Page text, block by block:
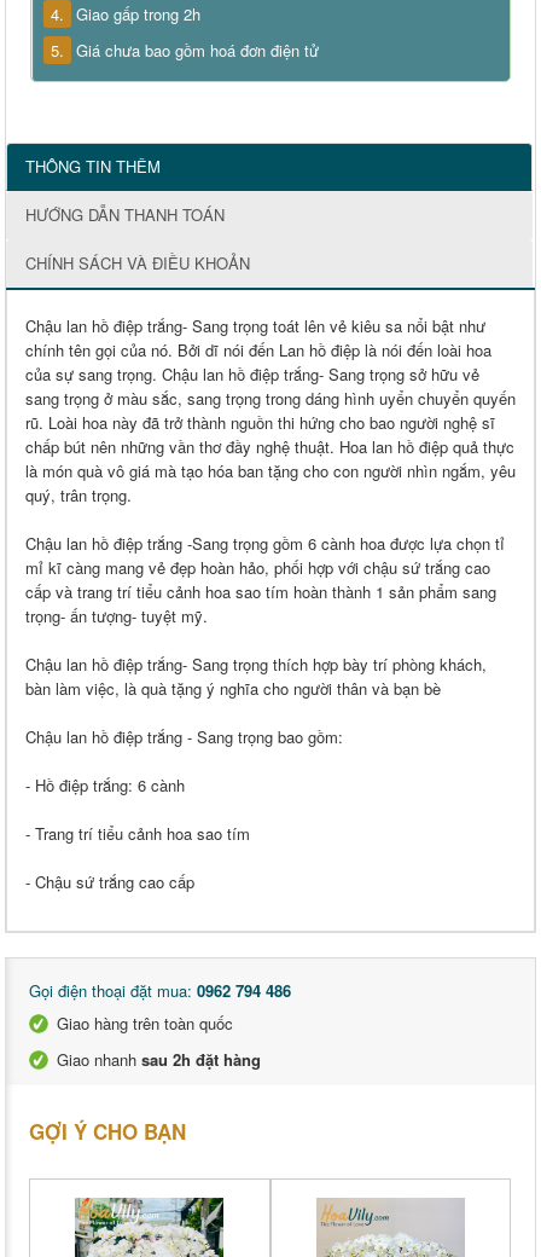
4. Giao gấp trong 2h
5. Giá chưa bao gồm hoá đơn điện tử
THÔNG TIN THÊM
HƯỚNG DẪN THANH TOÁN
CHÍNH SÁCH VÀ ĐIỀU KHOẢN
Chậu lan hồ điệp trắng- Sang trọng toát lên vẻ kiêu sa nổi bật như
chính tên gọi của nó. Bởi dĩ nói đến Lan hồ điệp là nói đến loài hoa
của sự sang trọng. Chậu lan hồ điệp trắng- Sang trọng sở hữu vẻ
sang trọng ở màu sắc, sang trọng trong dáng hình uyển chuyển quyến
rũ. Loài hoa này đã trở thành nguồn thi hứng cho bao người nghệ sĩ
chấp bút nên những vần thơ đầy nghệ thuật. Hoa lan hồ điệp quả thực
là món quà vô giá mà tạo hóa ban tặng cho con người nhìn ngắm, yêu
quý, trân trọng.
Chậu lan hồ điệp trắng -Sang trọng gồm 6 cành hoa được lựa chọn tỉ
mỉ kĩ càng mang vẻ đẹp hoàn hảo, phối hợp với chậu sứ trắng cao
cấp và trang trí tiểu cảnh hoa sao tím hoàn thành 1 sản phẩm sang
trọng- ấn tượng- tuyệt mỹ.
Chậu lan hồ điệp trắng- Sang trọng thích hợp bày trí phòng khách,
bàn làm việc, là quà tặng ý nghĩa cho người thân và bạn bè
Chậu lan hồ điệp trắng - Sang trọng bao gồm:
- Hồ điệp trắng: 6 cành
- Trang trí tiểu cảnh hoa sao tím
- Chậu sứ trắng cao cấp
Gọi điện thoại đặt mua: 0962 794 486
Giao hàng trên toàn quốc
Giao nhanh sau 2h đặt hàng
GỢI Ý CHO BẠN